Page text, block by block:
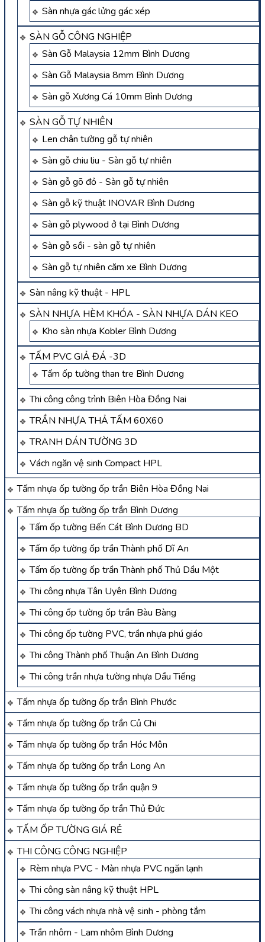
Sàn nhựa gác lửng gác xép
SÀN GỖ CÔNG NGHIỆP
Sàn Gỗ Malaysia 12mm Bình Dương
Sàn Gỗ Malaysia 8mm Bình Dương
Sàn gỗ Xương Cá 10mm Bình Dương
SÀN GỖ TỰ NHIÊN
Len chân tường gỗ tự nhiên
Sàn gỗ chiu liu - Sàn gỗ tự nhiên
Sàn gỗ gõ đỏ - Sàn gỗ tự nhiên
Sàn gỗ kỹ thuật INOVAR Bình Dương
Sàn gỗ plywood ở tại Bình Dương
Sàn gỗ sồi - sàn gỗ tự nhiên
Sàn gỗ tự nhiên căm xe Bình Dương
Sàn nâng kỹ thuật - HPL
SÀN NHỰA HÈM KHÓA - SÀN NHỰA DÁN KEO
Kho sàn nhựa Kobler Bình Dương
TẤM PVC GIẢ ĐÁ -3D
Tấm ốp tường than tre Bình Dương
Thi công công trình Biên Hòa Đồng Nai
TRẦN NHỰA THẢ TẤM 60X60
TRANH DÁN TƯỜNG 3D
Vách ngăn vệ sinh Compact HPL
Tấm nhựa ốp tường ốp trần Biên Hòa Đồng Nai
Tấm nhựa ốp tường ốp trần Bình Dương
Tấm ốp tường Bến Cát Bình Dương BD
Tấm ốp tường ốp trần Thành phố Dĩ An
Tấm ốp tường ốp trần Thành phố Thủ Dầu Một
Thi công nhựa Tân Uyên Bình Dương
Thi công ốp tường ốp trần Bàu Bàng
Thi công ốp tường PVC, trần nhựa phú giáo
Thi công Thành phố Thuận An Bình Dương
Thi công trần nhựa tường nhựa Dầu Tiếng
Tấm nhựa ốp tường ốp trần Bình Phước
Tấm nhựa ốp tường ốp trần Củ Chi
Tấm nhựa ốp tường ốp trần Hóc Môn
Tấm nhựa ốp tường ốp trần Long An
Tấm nhựa ốp tường ốp trần quận 9
Tấm nhựa ốp tường ốp trần Thủ Đức
TẤM ỐP TƯỜNG GIÁ RẺ
THI CÔNG CÔNG NGHIỆP
Rèm nhựa PVC - Màn nhựa PVC ngăn lạnh
Thi công sàn nâng kỹ thuật HPL
Thi công vách nhựa nhà vệ sinh - phòng tắm
Trần nhôm - Lam nhôm Bình Dương